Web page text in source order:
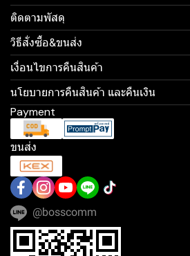
ติดตามพัสดุ
วิธีสั่งซื้อ&ขนส่ง
เงื่อนไขการคืนสินค้า
นโยบายการคืนสินค้า และคืนเงิน
Payment
ขนส่ง
@bosscomm